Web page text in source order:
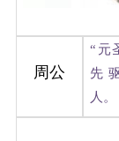
周公
“元
先
人。